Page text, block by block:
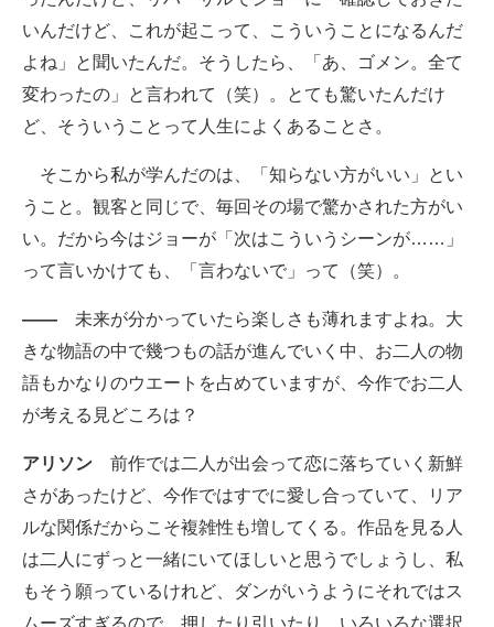
いんだけど、これが起こって、こういうことになるんだ
よね」と聞いたんだ。そうしたら、「あ、ゴメン。全て
変わったの」と言われて（笑）。とても驚いたんだけ
ど、そういうことって人生によくあることさ。
そこから私が学んだのは、「知らない方がいい」とい
うこと。観客と同じで、毎回その場で驚かされた方がい
い。だから今はジョーが「次はこういうシーンが……」
って言いかけても、「言わないで」って（笑）。
―― 未来が分かっていたら楽しさも薄れますよね。大
きな物語の中で幾つもの話が進んでいく中、お二人の物
語もかなりのウエートを占めていますが、今作でお二人
が考える見どころは？
アリソン 前作では二人が出会って恋に落ちていく新鮮
さがあったけど、今作ではすでに愛し合っていて、リア
ルな関係だからこそ複雑性も増してくる。作品を見る人
は二人にずっと一緒にいてほしいと思うでしょうし、私
もそう願っているけれど、ダンがいうようにそれではス